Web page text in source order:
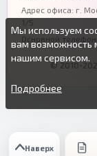
Наверх
Адрес офиса: г.
1/5
Основной телефон:
© 2010-
Мы используем
вам возможность
нашим сервисом.
Вы можете
источниках или
Продолжая
настроек вы
Подробнее